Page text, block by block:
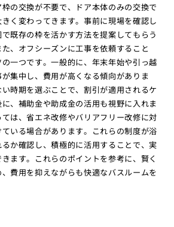
の交換が不要で、ドア本体のみの交換で
く変わってきます。事前に現場を確認し
既存の枠を活かす方法を提案してもらう
、オフシーズンに工事を依頼すること
一つです。一般的に、年末年始や引っ越
集中し、費用が高くなる傾向がありま
時期を選ぶことで、割引が適用されるケ
、補助金や助成金の活用も視野に入れま
は、省エネ改修やバリアフリー改修に対
いる場合があります。これらの制度が浴
か確認し、積極的に活用することで、実
ます。これらのポイントを参考に、賢く
費用を抑えながらも快適なバスルームを